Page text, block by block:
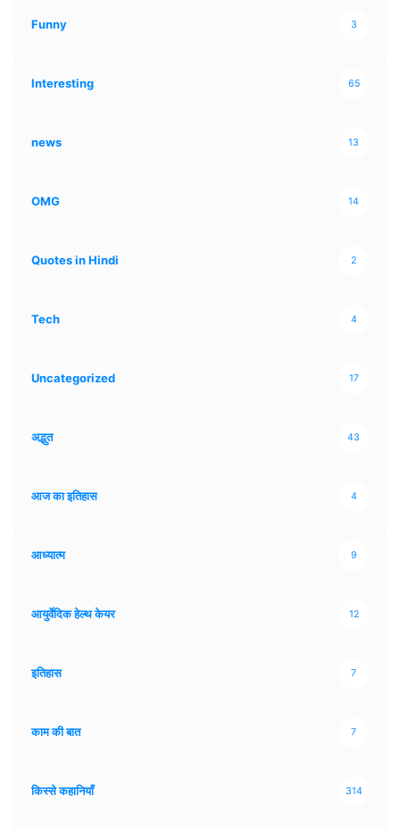
Funny 3
Interesting 65
news 13
OMG 14
Quotes in Hindi 2
Tech 4
Uncategorized 17
अद्भुत 43
आज का इतिहास 4
आध्यात्म 9
आयुर्वेदिक हेल्थ केयर 12
इतिहास 7
काम की बात 7
किस्से कहानियाँ 314